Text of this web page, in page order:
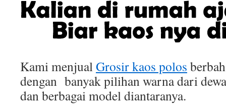
Kami menjualGrosir kaos polos
dengan banyak pilihan warna dari
dan berbagai model diantaranya.